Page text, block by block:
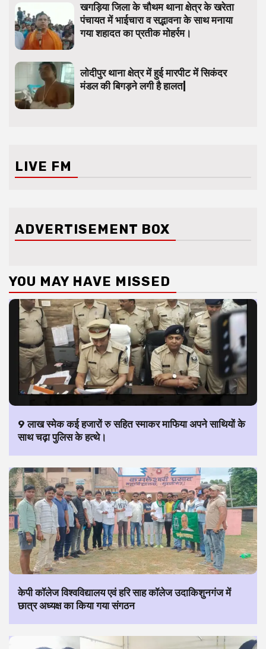
खगड़िया जिला के चौथम थाना क्षेत्र के खरेता
पंचायत में भाईचारा व सद्भावना के साथ मनाया
गया शहादत का प्रतीक मोहर्रम।
लोदीपुर थाना क्षेत्र में हुई मारपीट में सिकंदर
मंडल की बिगड़ने लगी है हालत|
LIVE FM
ADVERTISEMENT BOX
YOU MAY HAVE MISSED
9 लाख स्मेक कई हजारों रु सहित स्माकर माफिया अपने साथियों के
साथ चढ़ा पुलिस के हत्थे।
केपी कॉलेज विश्वविद्यालय एवं हरि साह कॉलेज उदाकिशुनगंज में
छात्र अध्यक्ष का किया गया संगठन